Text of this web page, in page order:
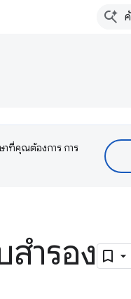
าที่คุณต้องการ การ
ำรอง